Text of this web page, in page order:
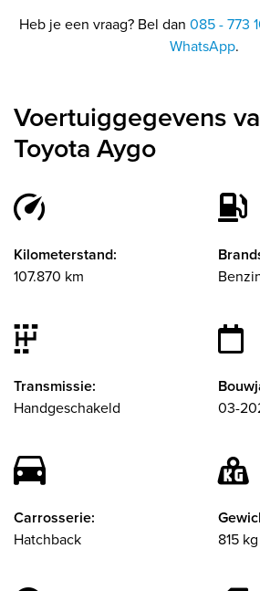
Heb je een vraag? Bel dan 085 - 773
WhatsApp.
Voertuiggegevens
Toyota Aygo
Kilometerstand:
107.870 km
Transmissie:
Handgeschakeld
03-
Carrosserie:
Hatchback
815 kg